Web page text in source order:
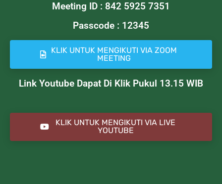
Meeting ID : 842 5925 7351
Passcode : 12345
KLIK UNTUK MENGIKUTI VIA ZOOM
MEETING
Link Youtube Dapat Di Klik Pukul 13.15 WIB
KLIK UNTUK MENGIKUTI VIA LIVE
YOUTUBE